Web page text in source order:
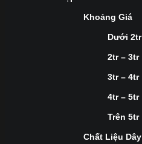
Khoảng Giá
Dưới 2tr
2tr – 3tr
3tr – 4tr
4tr – 5tr
Trên 5tr
Chất Liệu Dây